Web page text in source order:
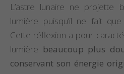
L’astre lunaire ne projette
lumière puisqu’il ne fait
Cette réflexion a pour
lumière beaucoup plus
conservant son énergie